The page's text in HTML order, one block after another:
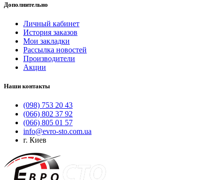
Дополнительно
Личный кабинет
История заказов
Мои закладки
Рассылка новостей
Производители
Акции
Наши контакты
(098) 753 20 43
(066) 802 37 92
(066) 805 01 57
info@evro-sto.com.ua
г. Киев